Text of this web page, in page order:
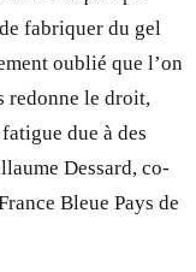
fabriquer du gel
oublié que l’on
redonne le droit,
due à des
Dessard, co-
Bleue Pays de